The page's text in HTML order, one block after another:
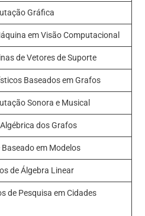
Gráfica
em Visão Computacional
de Vetores de Suporte
Baseados em Grafos
Sonora e Musical
dos Grafos
em Modelos
de Álgebra Linear
de Pesquisa em Cidades